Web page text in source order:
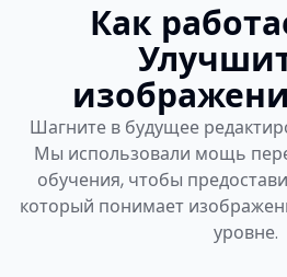
Как
Шагните в будущее
Мы использовали мощь
обучения, чтобы
который понимает
уровне.